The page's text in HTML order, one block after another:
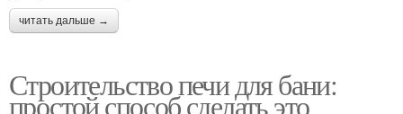
читать дальше →
Строительство печи для бани:
простой способ сделать это